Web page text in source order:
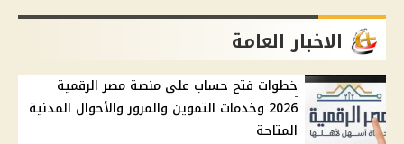
الاخبار العامة
خطوات فتح حساب على منصة مصر الرقمية
2026 وخدمات التموين والمرور والأحوال المدنية
المتاحة